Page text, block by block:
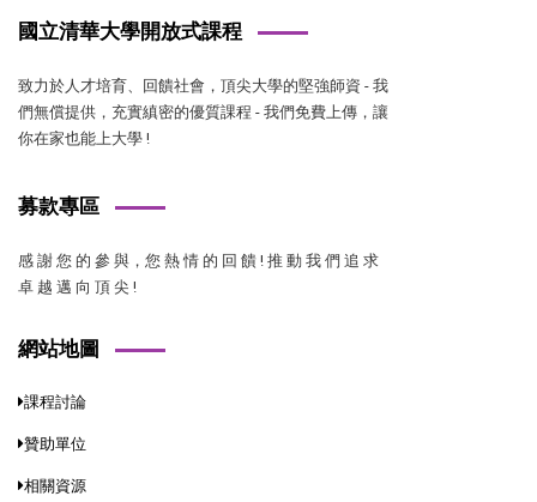
國立清華大學開放式課程
致力於人才培育、回饋社會，頂尖大學的堅強師資 - 我
們無償提供，充實縝密的優質課程 - 我們免費上傳，讓
你在家也能上大學 !
募款專區
感 謝 您 的 參 與，您 熱 情 的 回 饋 ! 推 動 我 們 追 求
卓 越 邁 向 頂 尖 !
網站地圖
課程討論
贊助單位
相關資源